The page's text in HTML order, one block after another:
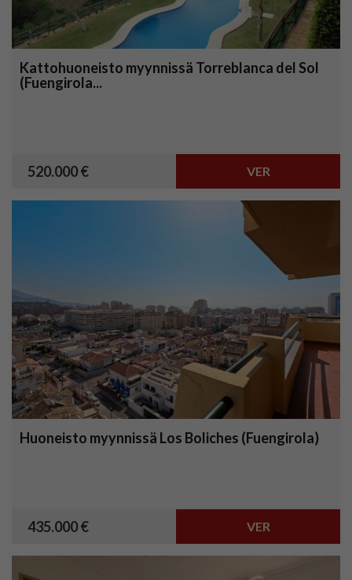
Kattohuoneisto myynnissä Torreblanca del Sol
(Fuengirola...
520.000 € VER
Huoneisto myynnissä Los Boliches (Fuengirola)
435.000 € VER